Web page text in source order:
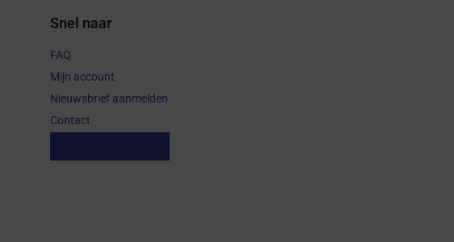
Snel naar
FAQ
Mijn account
Nieuwsbrief aanmelden
Contact